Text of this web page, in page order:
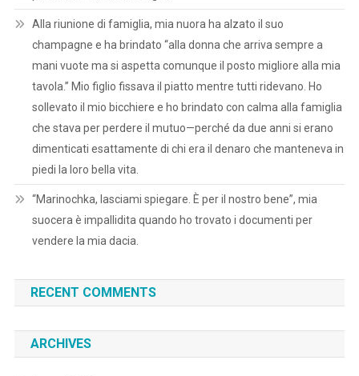
Alla riunione di famiglia, mia nuora ha alzato il suo
champagne e ha brindato “alla donna che arriva sempre a
mani vuote ma si aspetta comunque il posto migliore alla mia
tavola.” Mio figlio fissava il piatto mentre tutti ridevano. Ho
sollevato il mio bicchiere e ho brindato con calma alla famiglia
che stava per perdere il mutuo—perché da due anni si erano
dimenticati esattamente di chi era il denaro che manteneva in
piedi la loro bella vita.
“Marinochka, lasciami spiegare. È per il nostro bene”, mia
suocera è impallidita quando ho trovato i documenti per
vendere la mia dacia.
RECENT COMMENTS
ARCHIVES